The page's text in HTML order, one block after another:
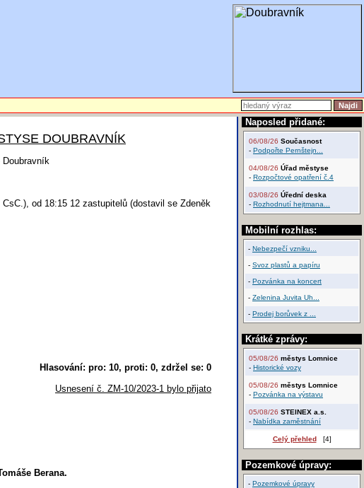
Naposled přidané:
06/08/26 Současnost
- Podpořte Pernštejn...
04/08/26 Úřad městyse
- Rozpočtové opatření č.4
03/08/26 Úřední deska
- Rozhodnutí hejtmana...
Mobilní rozhlas:
- Nebezpečí vzniku...
- Svoz plastů a papíru
- Pozvánka na koncert
- Zelenina Juvita Uh...
- Prodej borůvek z ...
Krátké zprávy:
05/08/26 městys Lomnice
- Historické vozy
05/08/26 městys Lomnice
- Pozvánka na výstavu
05/08/26 STEINEX a.s.
- Nabídka zaměstnání
Celý přehled[4]
Pozemkové úpravy:
- Pozemkové úpravy
DOUBRAVNÍK
od 18:15 12 zastupitelů (dostavil se Zdeněk
Hlasování: pro: 10, proti: 0, zdržel se: 0
Usnesení č. ZM-10/2023-1 bylo přijato
Berana.